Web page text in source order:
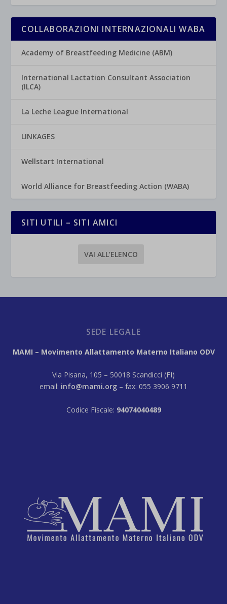
COLLABORAZIONI INTERNAZIONALI WABA
Academy of Breastfeeding Medicine (ABM)
International Lactation Consultant Association
(ILCA)
La Leche League International
LINKAGES
Wellstart International
World Alliance for Breastfeeding Action (WABA)
SITI UTILI – SITI AMICI
VAI ALL’ELENCO
SEDE LEGALE
MAMI – Movimento Allattamento Materno Italiano ODV
Via Pisana, 105 – 50018 Scandicci (FI)
email: info@mami.org – fax: 055 3906 9711
Codice Fiscale: 94074040489